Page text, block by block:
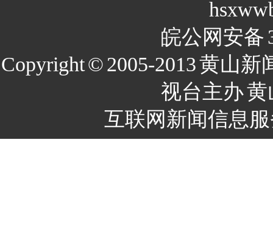
皖公网安备
Copyright©2005-2013黄山新
视台主办黄
互联网新闻信息